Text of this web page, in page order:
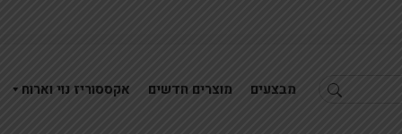
מבצעים מוצרים חדשים אקססוריז נוי וארוח